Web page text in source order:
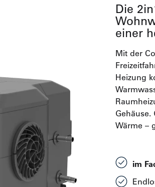
Die
einer
Mit der
Heizung
Wärme –
im